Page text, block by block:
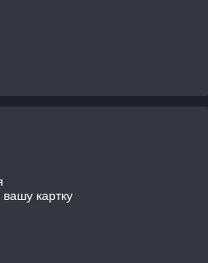
картку